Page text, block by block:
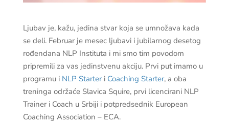
Ljubav je, kažu, jedina stvar koja se umnožava kada
se deli. Februar je mesec ljubavi i jubilarnog desetog
rođendana NLP Instituta i mi smo tim povodom
pripremili za vas jedinstvenu akciju. Prvi put imamo u
programu i NLP Starteri Coaching Starter, a oba
treninga održaće Slavica Squire, prvi licencirani NLP
Trainer i Coach u Srbiji i potpredsednik European
Coaching Association – ECA.